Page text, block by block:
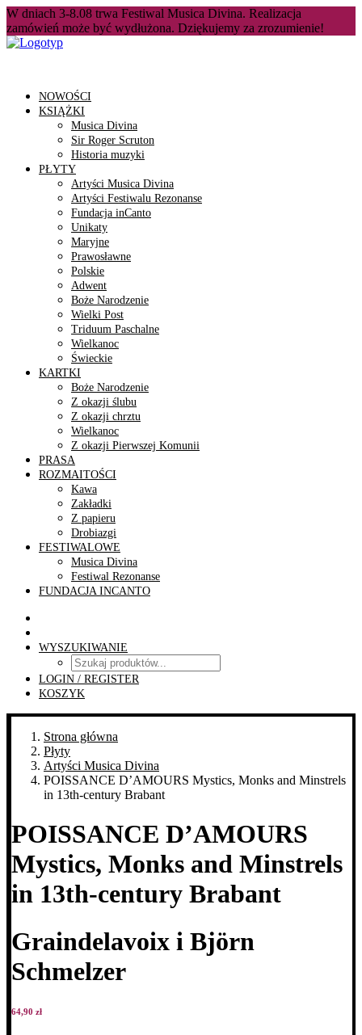
W dniach 3-8.08 trwa Festiwal Musica Divina. Realizacja
zamówień może być wydłużona. Dziękujemy za zrozumienie!
NOWOŚCI
KSIĄŻKI
Musica Divina
Sir Roger Scruton
Historia muzyki
PŁYTY
Artyści Musica Divina
Artyści Festiwalu Rezonanse
Fundacja inCanto
Unikaty
Maryjne
Prawosławne
Polskie
Adwent
Boże Narodzenie
Wielki Post
Triduum Paschalne
Wielkanoc
Świeckie
KARTKI
Boże Narodzenie
Z okazji ślubu
Z okazji chrztu
Wielkanoc
Z okazji Pierwszej Komunii
PRASA
ROZMAITOŚCI
Kawa
Zakładki
Z papieru
Drobiazgi
FESTIWALOWE
Musica Divina
Festiwal Rezonanse
FUNDACJA INCANTO
WYSZUKIWANIE
LOGIN / REGISTER
KOSZYK
Strona główna
Płyty
Artyści Musica Divina
POISSANCE D’AMOURS Mystics, Monks and Minstrels
in 13th-century Brabant
POISSANCE D’AMOURS
Mystics, Monks and Minstrels
in 13th-century Brabant
Graindelavoix i Björn
Schmelzer
64,90 zł